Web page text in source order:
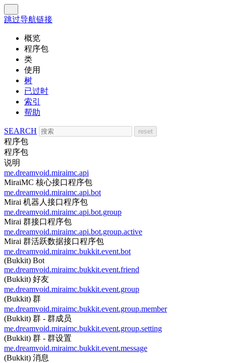
跳过导航链接
概览
程序包
类
使用
树
已过时
索引
帮助
SEARCH
程序包
程序包
说明
me.dreamvoid.miraimc.api
MiraiMC 核心接口程序包
me.dreamvoid.miraimc.api.bot
Mirai 机器人接口程序包
me.dreamvoid.miraimc.api.bot.group
Mirai 群接口程序包
me.dreamvoid.miraimc.api.bot.group.active
Mirai 群活跃数据接口程序包
me.dreamvoid.miraimc.bukkit.event.bot
(Bukkit) Bot
me.dreamvoid.miraimc.bukkit.event.friend
(Bukkit) 好友
me.dreamvoid.miraimc.bukkit.event.group
(Bukkit) 群
me.dreamvoid.miraimc.bukkit.event.group.member
(Bukkit) 群 - 群成员
me.dreamvoid.miraimc.bukkit.event.group.setting
(Bukkit) 群 - 群设置
me.dreamvoid.miraimc.bukkit.event.message
(Bukkit) 消息